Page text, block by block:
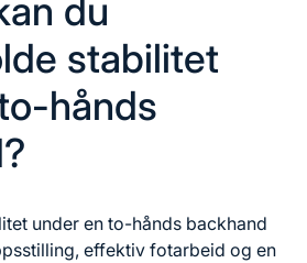
du
stabilitet
hånds
under en to-hånds backhand
effektiv fotarbeid og en